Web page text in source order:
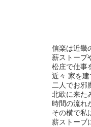
信楽は近畿
薪ストーブ
松庄で仕事
近々 家を
二人でお邪
北欧に来た
時間の流れ
その横で私
薪ストーブ